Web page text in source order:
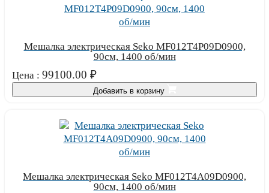
Мешалка электрическая Seko MF012T4P09D0900,
90см, 1400 об/мин
Цена : 99100.00 ₽
Добавить в корзину
Мешалка электрическая Seko MF012T4A09D0900,
90см, 1400 об/мин